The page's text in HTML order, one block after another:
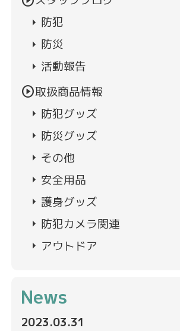
arrow_right 防犯
arrow_right 防災
arrow_right 活動報告
play_circle取扱商品情報
arrow_right 防犯グッズ
arrow_right 防災グッズ
arrow_right その他
arrow_right 安全用品
arrow_right 護身グッズ
arrow_right 防犯カメラ関連
arrow_right アウトドア
News
2023.03.31